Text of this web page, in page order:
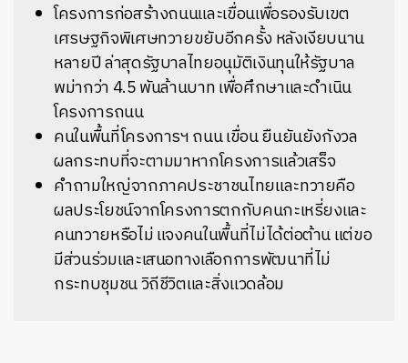
โครงการก่อสร้างถนนและเขื่อนเพื่อรองรับเขต
เศรษฐกิจพิเศษทวายขยับอีกครั้ง หลังเงียบนาน
หลายปี ล่าสุดรัฐบาลไทยอนุมัติเงินทุนให้รัฐบาล
พม่ากว่า 4.5 พันล้านบาท เพื่อศึกษาและดำเนิน
โครงการถนน
คนในพื้นที่โครงการฯ ถนน เขื่อน ยืนยันยังกังวล
ผลกระทบที่จะตามมาหากโครงการแล้วเสร็จ
คำถามใหญ่จากภาคประชาชนไทยและทวายคือ
ผลประโยชน์จากโครงการตกกับคนกะเหรี่ยงและ
คนทวายหรือไม่ แจงคนในพื้นที่ไม่ได้ต่อต้าน แต่ขอ
มีส่วนร่วมและเสนอทางเลือกการพัฒนาที่ไม่
กระทบชุมชน วิถีชีวิตและสิ่งแวดล้อม